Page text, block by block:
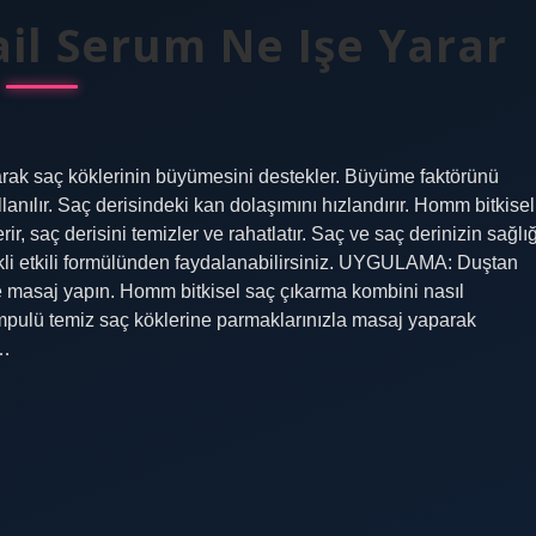
Serum Ne Işe Yarar
saç köklerinin büyümesini destekler. Büyüme faktörünü
Saç derisindeki kan dolaşımını hızlandırır. Homm bitkisel
saç derisini temizler ve rahatlatır. Saç ve saç derinizin
etkili formülünden faydalanabilirsiniz. UYGULAMA: Duştan
yapın. Homm bitkisel saç çıkarma kombini nasıl
temiz saç köklerine parmaklarınızla masaj yaparak